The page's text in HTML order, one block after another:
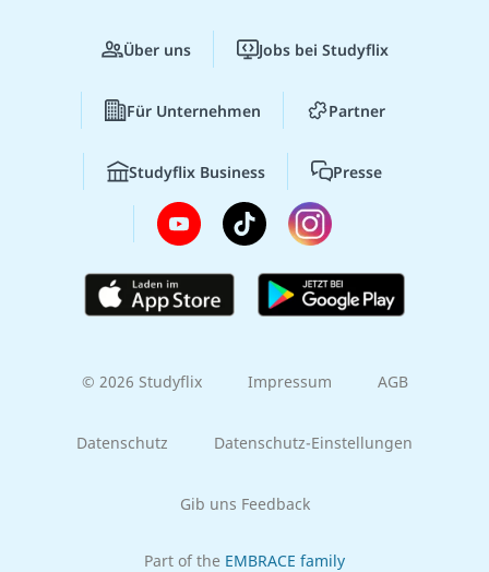
Über uns Jobs bei Studyflix
Für Unternehmen Partner
Studyflix Business Presse
© 2026 Studyflix Impressum AGB
Datenschutz Datenschutz-Einstellungen
Gib uns Feedback
Part of the EMBRACE family